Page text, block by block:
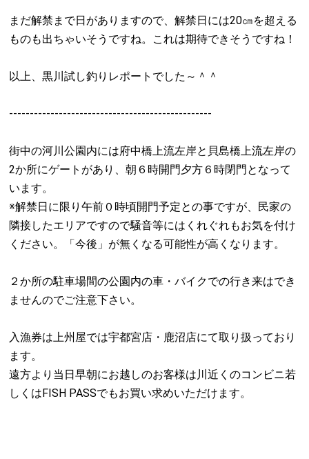
まだ解禁まで日がありますので、解禁日には20㎝を超える
ものも出ちゃいそうですね。これは期待できそうですね！
以上、黒川試し釣りレポートでした～＾＾
-------------------------------------------------
街中の河川公園内には府中橋上流左岸と貝島橋上流左岸の
2か所にゲートがあり、朝６時開門夕方６時閉門となって
います。
※解禁日に限り午前０時頃開門予定との事ですが、民家の
隣接したエリアですので騒音等にはくれぐれもお気を付け
ください。「今後」が無くなる可能性が高くなります。
２か所の駐車場間の公園内の車・バイクでの行き来はでき
ませんのでご注意下さい。
入漁券は上州屋では宇都宮店・鹿沼店にて取り扱っており
ます。
遠方より当日早朝にお越しのお客様は川近くのコンビニ若
しくはFISH PASSでもお買い求めいただけます。